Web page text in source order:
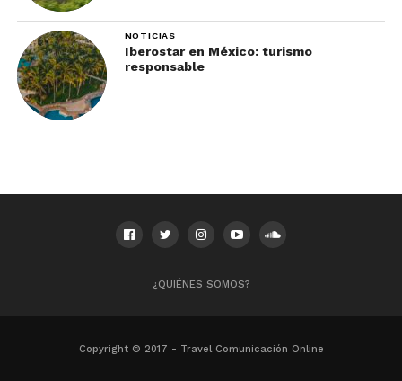
NOTICIAS
Iberostar en México: turismo
responsable
¿QUIÉNES SOMOS?
Copyright © 2017 - Travel Comunicación Online